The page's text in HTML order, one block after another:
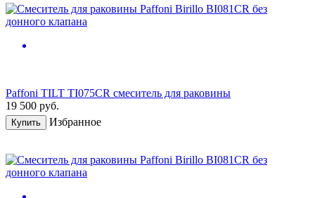
Paffoni TILT TI075CR смеситель для раковины
19 500 руб.
Купить Избранное